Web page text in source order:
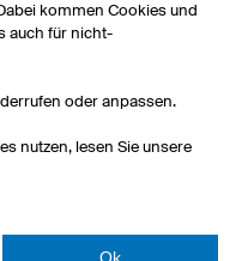
kommen Cookies und
auch für nicht-
oder anpassen.
nutzen, lesen Sie unsere